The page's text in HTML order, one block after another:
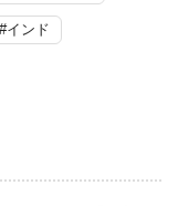
#インド